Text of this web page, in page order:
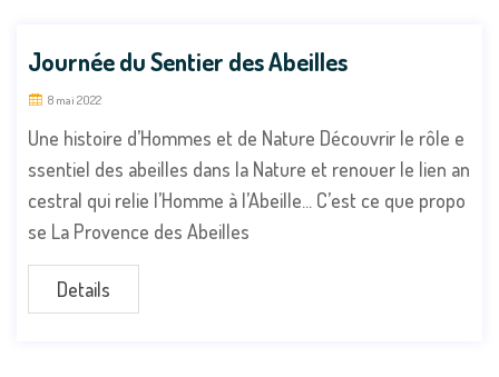
Journée du Sentier des Abeilles
8 mai 2022
Une histoire d’Hommes et de Nature Découvrir le rôle e
ssentiel des abeilles dans la Nature et renouer le lien an
cestral qui relie l’Homme à l’Abeille... C’est ce que propo
se La Provence des Abeilles
Details